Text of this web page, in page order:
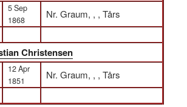
5 Sep
1868
Nr. Graum, , , Tårs
Christensen
12 Apr
1851
Nr. Graum, , , Tårs